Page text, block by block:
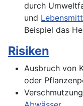
durch
und
Beispiel das
Risiken
Ausbruch von
oder